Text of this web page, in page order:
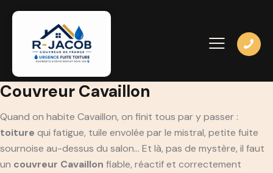
Couvreur Cavaillon
Quand on habite Cavaillon, on finit tous par y passer :
toiture qui fatigue, tuile envolée par le mistral, petite fuite
sournoise au-dessus du salon… Et là, pas de mystère, il faut
un couvreur Cavaillon fiable, réactif et correctement